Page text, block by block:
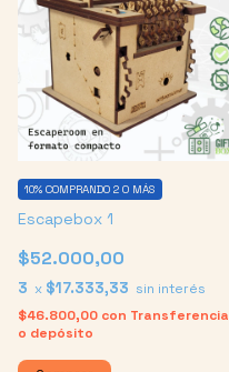
Escapebox 1
$52.000,00
3 x $17.333,33 sin interés
10% COMPRANDO 2 O MÁS
$46.800,00 con Transferencia
o depósito